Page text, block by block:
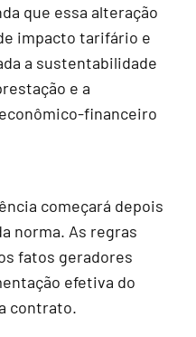
que essa alteração
impacto tarifário e
a sustentabilidade
e a
financeiro
começará depois
norma. As regras
fatos geradores
efetiva do
contrato.